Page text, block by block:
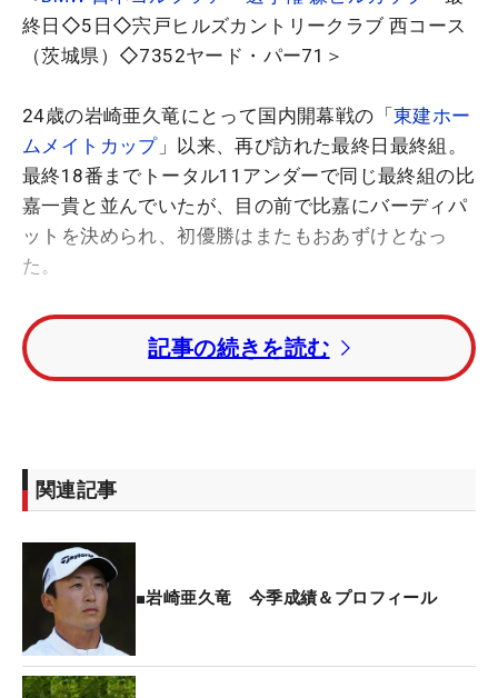
終日◇5日◇宍戸ヒルズカントリークラブ 西コース
（茨城県）◇7352ヤード・パー71＞
24歳の岩崎亜久竜にとって国内開幕戦の「東建ホー
ムメイトカップ」以来、再び訪れた最終日最終組。
最終18番までトータル11アンダーで同じ最終組の比
嘉一貴と並んでいたが、目の前で比嘉にバーディパ
ットを決められ、初優勝はまたもおあずけとなっ
た。
誇らしげに優勝カップを掲げる比嘉一貴【写真】
取材エリアには清々しい顔で現れた岩崎。「最終組
た。また練習して上位で争えるように頑張ります」
と語った。
序盤は岩崎の流れだった。2打差でトップを行く星
野陸也が伸び悩むのを横目に見ながら、スタートの
1番から3連続バーディを奪って、トータル12アンダ
ーで早々に追いつく。流れが変わりかけたのは、バ
ーディを絶対に獲りたい6番パー5。岩崎の放ったド
記事の続きを読む
関連記事
■岩崎亜久竜 今季成績＆プロフィール